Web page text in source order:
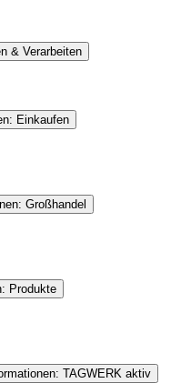
& Verarbeiten
Einkaufen
Großhandel
Produkte
TAGWERK aktiv